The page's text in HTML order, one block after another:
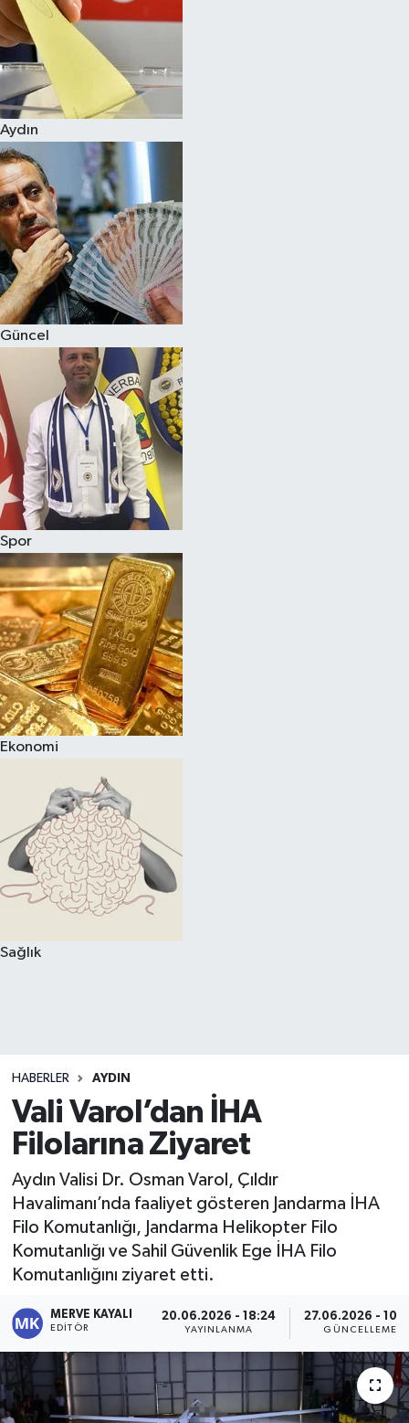
Aydın
Güncel
Spor
Ekonomi
Sağlık
HABERLER AYDIN
Vali Varol’dan İHA
Filolarına Ziyaret
Aydın Valisi Dr. Osman Varol, Çıldır
Havalimanı’nda faaliyet gösteren Jandarma İHA
Filo Komutanlığı, Jandarma Helikopter Filo
Komutanlığı ve Sahil Güvenlik Ege İHA Filo
Komutanlığını ziyaret etti.
MERVE KAYALI
EDITÖR
20.06.2026 - 18:24
YAYINLANMA
27.06.2026 -
GÜNCELLEME
Magazin